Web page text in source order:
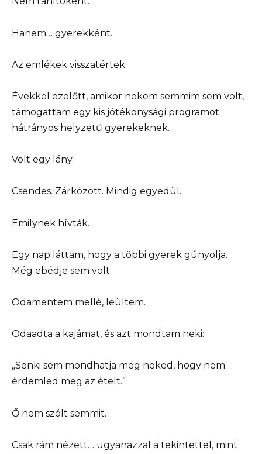
Hanem… gyerekként.
Az emlékek visszatértek.
Évekkel ezelőtt, amikor nekem semmim sem volt,
támogattam egy kis jótékonysági programot
hátrányos helyzetű gyerekeknek.
Volt egy lány.
Csendes. Zárkózott. Mindig egyedül.
Emilynek hívták.
Egy nap láttam, hogy a többi gyerek gúnyolja.
Még ebédje sem volt.
Odamentem mellé, leültem.
Odaadta a kajámat, és azt mondtam neki:
„Senki sem mondhatja meg neked, hogy nem
érdemled meg az ételt.”
Ő nem szólt semmit.
Csak rám nézett… ugyanazzal a tekintettel, mint